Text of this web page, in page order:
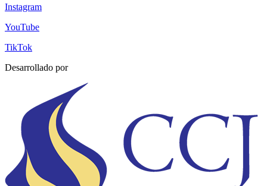
Instagram
YouTube
TikTok
Desarrollado por